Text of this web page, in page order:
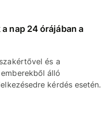
nap 24 órájában a
és a
álló
kérdés esetén.